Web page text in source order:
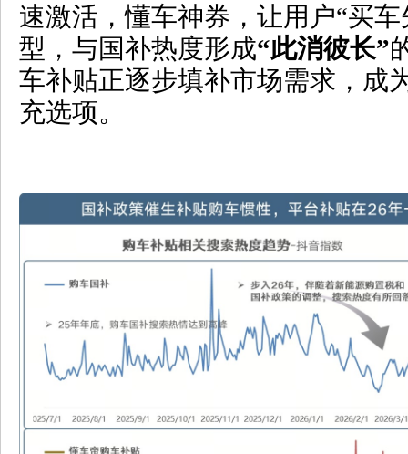
速激活，懂车神券，让用户“买
型， 与国补热度形成“此消彼长”
车补贴正逐步填补市场需求，成
充选项。